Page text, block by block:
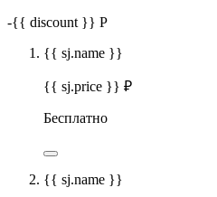
-{{ discount }} Р
{{ sj.name }}
{{ sj.price }} ₽
Бесплатно
{{ sj.name }}